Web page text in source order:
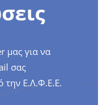
μας για να
σας
την Ε.Λ.Φ.Ε.Ε.